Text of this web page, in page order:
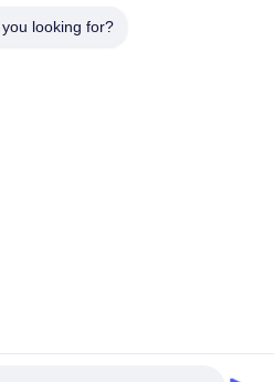
looking for?